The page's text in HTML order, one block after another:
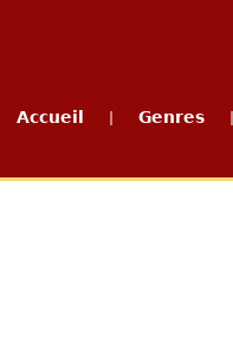
Accueil Genres